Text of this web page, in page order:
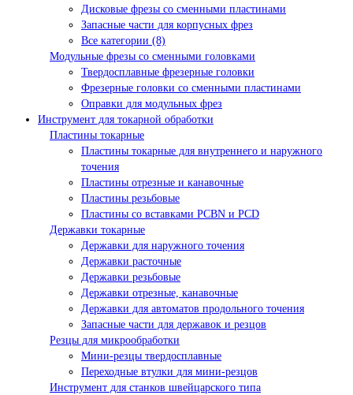
Дисковые фрезы со сменными пластинами
Запасные части для корпусных фрез
Все категории (8)
Модульные фрезы со сменными головками
Твердосплавные фрезерные головки
Фрезерные головки со сменными пластинами
Оправки для модульных фрез
Инструмент для токарной обработки
Пластины токарные
Пластины токарные для внутреннего и наружного
точения
Пластины отрезные и канавочные
Пластины резьбовые
Пластины со вставками PCBN и PCD
Державки токарные
Державки для наружного точения
Державки расточные
Державки резьбовые
Державки отрезные, канавочные
Державки для автоматов продольного точения
Запасные части для державок и резцов
Резцы для микрообработки
Мини-резцы твердосплавные
Переходные втулки для мини-резцов
Инструмент для станков швейцарского типа